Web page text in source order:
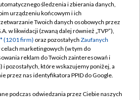
TVP
TVP
Cyfrowa
Regulamin TVP
prywatności
Moje zgody
Pomoc
śledzenia i zbierania danych,
urządzeniu końcowym i ich
Twoich danych osobowych przez
w likwidacji (zwaną dalej również „TVP”),
(1201 firm) oraz pozostałych Zaufanych
celach marketingowych (w tym do
reklam do Twoich zainteresowań i
pozostałych, które wskazujemy poniżej, a
przez nas identyfikatora PPID do Google.
podczas odwiedzania przez Ciebie naszych